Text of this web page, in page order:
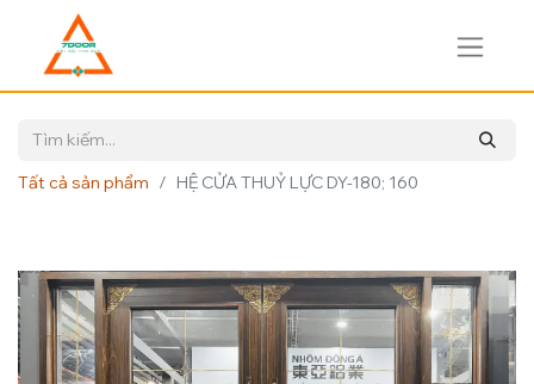
Tất cả sản phẩm HỆ CỬA THUỶ LỰC DY-180; 160